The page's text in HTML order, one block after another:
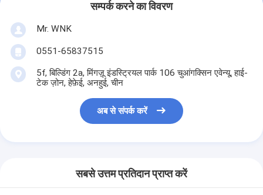
सम्पर्क करने का विवरण
Mr. WNK
0551-65837515
5f, बिल्डिंग 2a, मिंगज़ू इंडस्ट्रियल पार्क 106 चुआंगक्सिन एवेन्यू, हाई-
टेक ज़ोन, हेफ़ेई, अनहुई, चीन
अब से संपर्क करें
सबसे उत्तम प्रतिदान प्राप्त करें